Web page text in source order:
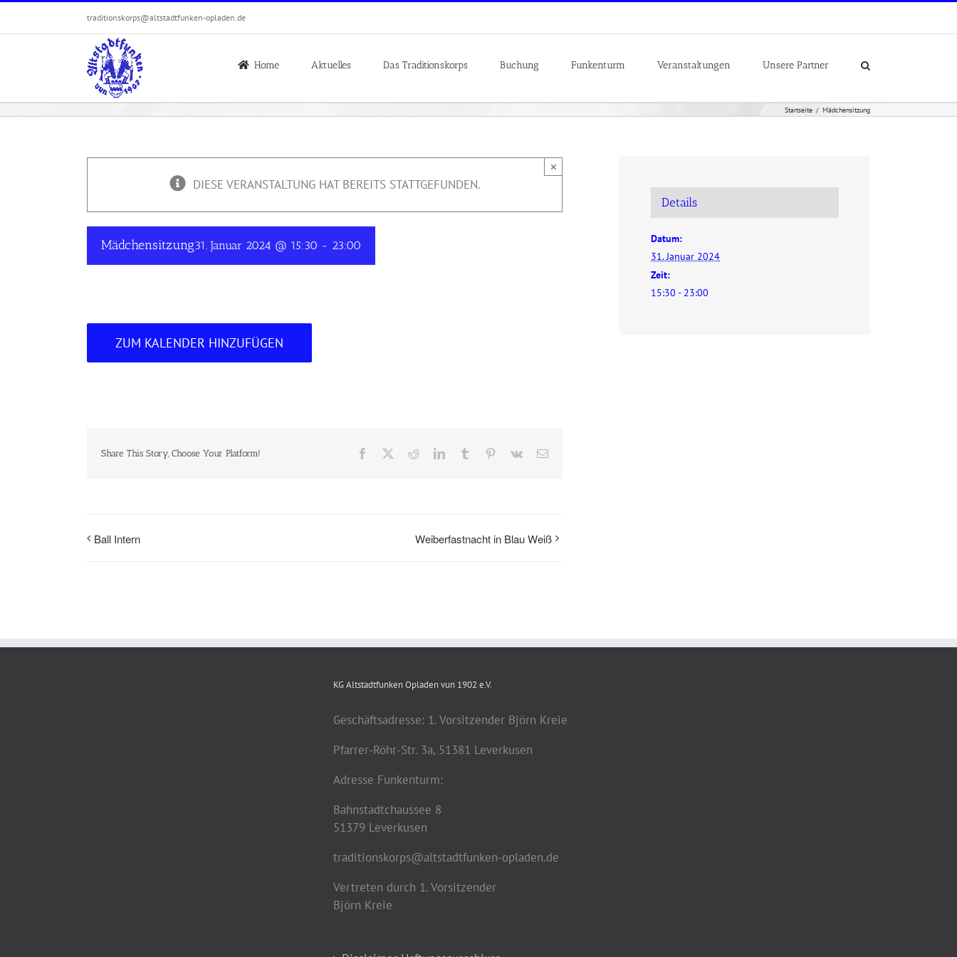
traditionskorps@altstadtfunken-opladen.de
Home Aktuelles Das Traditionskorps Buchung Funkenturm Veranstaltungen Unsere Partner
Startseite Mädchensitzung
DIESE VERANSTALTUNG HAT BEREITS STATTGEFUNDEN.
×
Mädchensitzung31. Januar 2024 @ 15:30 - 23:00
ZUM KALENDER HINZUFÜGEN
Share This Story, Choose Your Platform! Facebook RedditLinkedInTumblr Pinterest
Vk
E-
Ball Intern Weiberfastnacht in Blau Weiß
Details
Datum:
31. Januar 2024
Zeit:
15:30 - 23:00
KG Altstadtfunken Opladen vun 1902 e.V.
Geschäftsadresse: 1. Vorsitzender Björn Kreie
Pfarrer-Röhr-Str. 3a, 51381 Leverkusen
Adresse Funkenturm:
Bahnstadtchaussee 8
51379 Leverkusen
traditionskorps@altstadtfunken-opladen.de
Vertreten durch 1. Vorsitzender
Björn Kreie